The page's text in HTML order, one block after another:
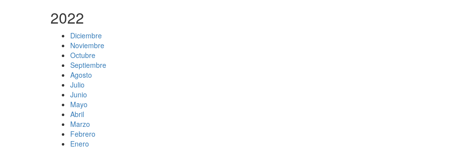
2022
Diciembre
Noviembre
Octubre
Septiembre
Agosto
Julio
Junio
Mayo
Abril
Marzo
Febrero
Enero